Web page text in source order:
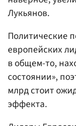
Лукьянов.
Политические
европейских
в общем-то,
состоянии»,
млрд стоит
эффекта.